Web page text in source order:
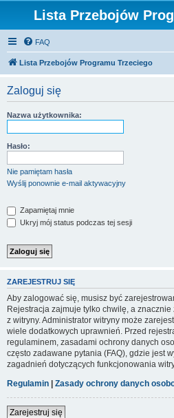
Lista Przebojów
FAQ
Lista Przebojów Programu Trzeciego
Zaloguj się
Nazwa użytkownika:
Hasło:
Nie pamiętam hasła
Wyślij ponownie e-mail aktywacyjny
Zapamiętaj mnie
Ukryj mój status podczas tej sesji
ZAREJESTRUJ SIĘ
Aby zalogować się, musisz być
Rejestracja zajmuje tylko chwilę, a
z witryny. Administrator witryny może
wiele dodatkowych uprawnień. Przed
regulaminem, zasadami ochrony danych
często zadawane pytania (FAQ), gdzie jest
zagadnień dotyczących funkcjonowania
Regulamin | Zasady ochrony danych
Zarejestruj się